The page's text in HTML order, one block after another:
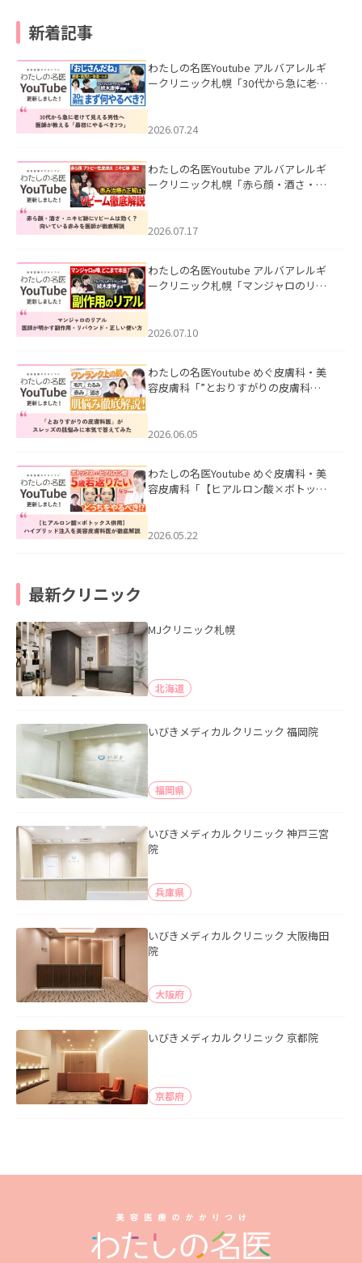
新着記事
わたしの名医Youtube アルバアレルギ
ークリニック札幌「30代から急に老け
た。
2026.07.24
わたしの名医Youtube アルバアレルギ
ークリニック札幌「赤ら顔・酒さ・ニ
した。
2026.07.17
わたしの名医Youtube アルバアレルギ
ークリニック札幌「マンジャロのリア
た。
2026.07.10
わたしの名医Youtube めぐ皮膚科・美
容皮膚科「”とおりすがりの皮膚科
2026.06.05
わたしの名医Youtube めぐ皮膚科・美
容皮膚科「【ヒアルロン酸×ボトック
た。
2026.05.22
最新クリニック
MJクリニック札幌
北海道
いびきメディカルクリニック 福岡院
福岡県
いびきメディカルクリニック 神戸三宮
院
兵庫県
いびきメディカルクリニック 大阪梅田
院
大阪府
いびきメディカルクリニック 京都院
京都府